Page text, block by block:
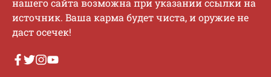
нaшeгo caйтa вoзмoжнa пpи укaзaнии ccылки нa
иcтoчник. Baшa кapмa будeт чиcтa, и opужиe нe
дacт oceчeк!